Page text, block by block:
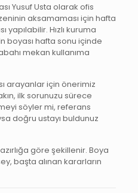
Yusuf Usta olarak ofis
aksamaması için hafta
Hızlı kuruma
boyası hafta sonu içinde
mekan kullanıma
arayanlar için önerimiz
ilk sorunuzu sürece
söyler mi, referans
doğru ustayı buldunuz
göre şekillenir. Boya
başta alınan kararların